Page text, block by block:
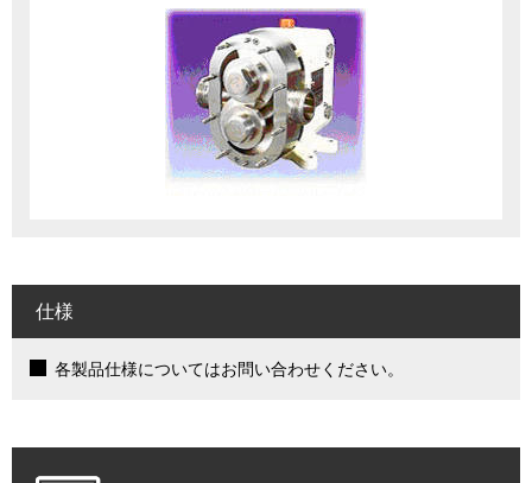
仕様
各製品仕様についてはお問い合わせください。